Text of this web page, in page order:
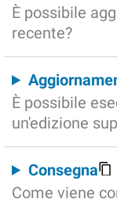
È possibile
recente?
È possibile
un'edizione
Consegna
Come viene